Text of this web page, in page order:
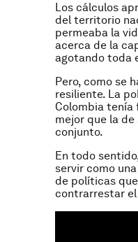
Los cálculos
del territorio
permeaba la
acerca de la
agotando toda
Pero, como se
resiliente. La
Colombia tenía
mejor que la
conjunto.
En todo
servir como
de políticas
contrarrestar